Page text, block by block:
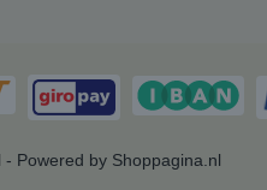
Powered by Shoppagina.nl